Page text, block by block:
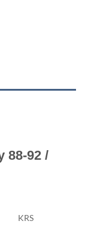
88-92 /
KRS